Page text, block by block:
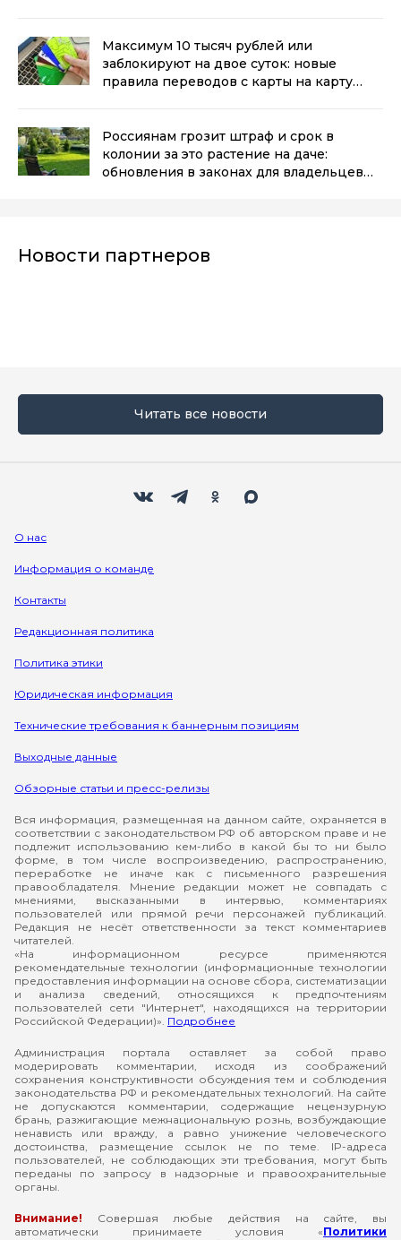
Максимум 10 тысяч рублей или
заблокируют на двое суток: новые
правила переводов с карты на карту
Россиянам грозит штраф и срок в
колонии за это растение на даче:
обновления в законах для владельцев
Новости партнеров
Читать все новости
О нас
Информация о команде
Контакты
Редакционная политика
Политика этики
Юридическая информация
Технические требования к баннерным позициям
Выходные данные
Обзорные статьи и пресс-релизы
Вся информация, размещенная на данном сайте, охраняется в
соответствии с законодательством РФ об авторском праве и не
подлежит использованию кем-либо в какой бы то ни было
форме, в том числе воспроизведению, распространению,
переработке не иначе как с письменного разрешения
правообладателя. Мнение редакции может не совпадать с
мнениями, высказанными в интервью, комментариях
пользователей или прямой речи персонажей публикаций.
Редакция не несёт ответственности за текст комментариев
читателей.
«На информационном ресурсе применяются
рекомендательные технологии (информационные технологии
предоставления информации на основе сбора, систематизации
и анализа сведений, относящихся к предпочтениям
пользователей сети "Интернет", находящихся на территории
Российской Федерации)». Подробнее
Администрация портала оставляет за собой право
модерировать комментарии, исходя из соображений
сохранения конструктивности обсуждения тем и соблюдения
законодательства РФ и рекомендательных технологий. На сайте
не допускаются комментарии, содержащие нецензурную
брань, разжигающие межнациональную рознь, возбуждающие
ненависть или вражду, а равно унижение человеческого
достоинства, размещение ссылок не по теме. IP-адреса
пользователей, не соблюдающих эти требования, могут быть
переданы по запросу в надзорные и правоохранительные
органы.
Внимание! Совершая любые действия на сайте, вы
автоматически принимаете условия «Политики